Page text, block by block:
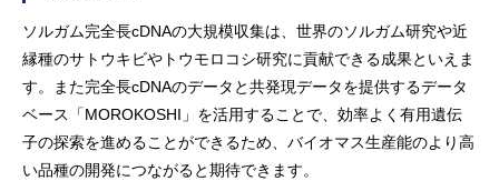
ソルガム完全長cDNAの大規模収集は、世界のソルガム研究や近
縁種のサトウキビやトウモロコシ研究に貢献できる成果といえま
す。また完全長cDNAのデータと共発現データを提供するデータ
ベース「MOROKOSHI」を活用することで、効率よく有用遺伝
子の探索を進めることができるため、バイオマス生産能のより高
い品種の開発につながると期待できます。